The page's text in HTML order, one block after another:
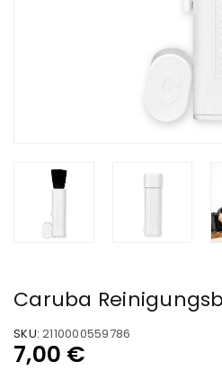
Caruba
SKU: 2110000559786
7,00 €